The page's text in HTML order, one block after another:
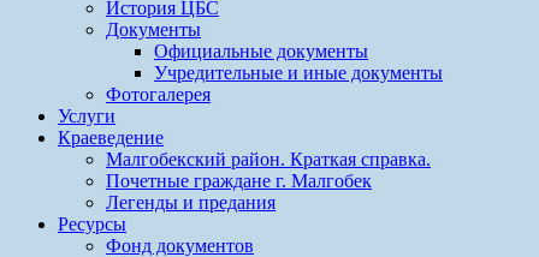
История ЦБС
Документы
Официальные документы
Учредительные и иные документы
Фотогалерея
Услуги
Краеведение
Малгобекский район. Краткая справка.
Почетные граждане г. Малгобек
Легенды и предания
Ресурсы
Фонд документов